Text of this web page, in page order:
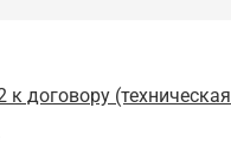
договору (техническая